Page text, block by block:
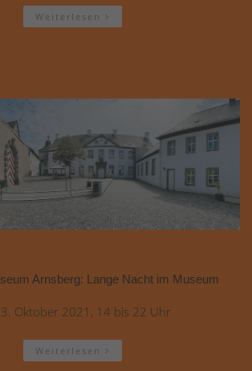
Weiterlesen
Arnsberg: Lange Nacht im Museum
Oktober 2021, 14 bis 22 Uhr
Weiterlesen